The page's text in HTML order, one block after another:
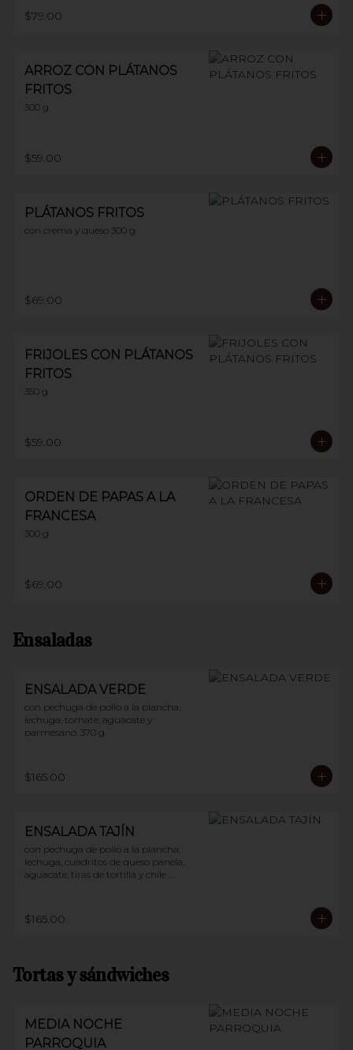
$79.00
ARROZ CON PLÁTANOS
FRITOS
300 g
$59.00
PLÁTANOS FRITOS
con crema y queso 300 g
$69.00
FRIJOLES CON PLÁTANOS
FRITOS
350 g
$59.00
ORDEN DE PAPAS A LA
FRANCESA
300 g
$69.00
Ensaladas
ENSALADA VERDE
con pechuga de pollo a la plancha,
lechuga, tomate, aguacate y
parmesano. 370 g
$165.00
ENSALADA TAJÍN
con pechuga de pollo a la plancha,
lechuga, cuadritos de queso panela,
aguacate, tiras de tortilla y chile
$165.00
Tortas y sándwiches
MEDIA NOCHE
PARROQUIA